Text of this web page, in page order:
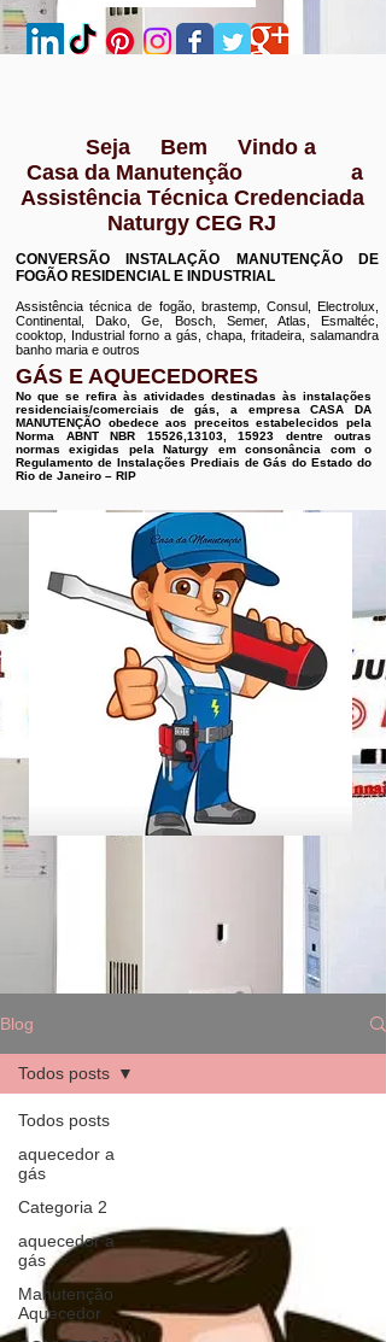
Seja Bem Vindo a
Casa da Manutenção a
Assistência Técnica Credenciada
Naturgy CEG RJ
CONVERSÃO INSTALAÇÃO MANUTENÇÃO DE
FOGÃO RESIDENCIAL E INDUSTRIAL
Assistência técnica de fogão, brastemp, Consul, Electrolux,
Continental, Dako, Ge, Bosch, Semer, Atlas, Esmaltéc,
cooktop, Industrial forno a gás, chapa, fritadeira, salamandra
banho maria e outros
GÁS E AQUECEDORES
No que se refira às atividades destinadas às instalações
residenciais/comerciais de gás, a empresa CASA DA
MANUTENÇÃO obedece aos preceitos estabelecidos pela
Norma ABNT NBR 15526,13103, 15923 dentre outras
normas exigidas pela Naturgy em consonância com o
Regulamento de Instalações Prediais de Gás do Estado do
Rio de Janeiro – RIP
Blog
Todos posts
aquecedor a
gás
Categoria 2
aquecedor a
gás
Manutenção
Aquecedor
Todos posts